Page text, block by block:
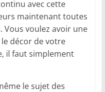
avec cette
maintenant toutes
Vous voulez avoir une
décor de votre
il faut simplement
le sujet des